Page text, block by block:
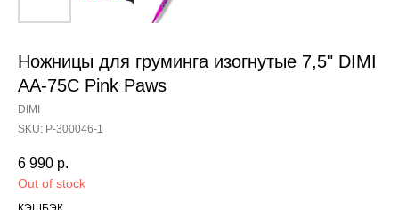
Ножницы для груминга изогнутые 7,5" DIMI
AA-75C Pink Paws
DIMI
SKU: Р-300046-1
6 990 р.
Out of stock